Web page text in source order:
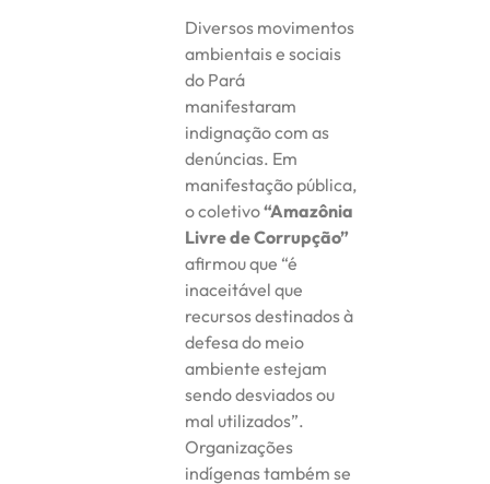
Diversos movimentos
ambientais e sociais
do Pará
manifestaram
indignação com as
denúncias. Em
manifestação pública,
o coletivo“Amazônia
Livre de Corrupção”
afirmou que “é
inaceitável que
recursos destinados à
defesa do meio
ambiente estejam
sendo desviados ou
mal utilizados”.
Organizações
indígenas também se